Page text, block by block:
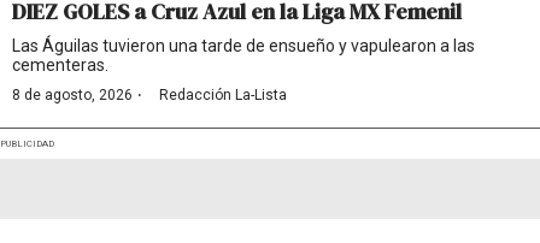
DIEZ GOLES a Cruz Azul en la Liga MX Femenil
Las Águilas tuvieron una tarde de ensueño y vapulearon a las
cementeras.
8 de agosto, 2026 · Redacción La-Lista
PUBLICIDAD